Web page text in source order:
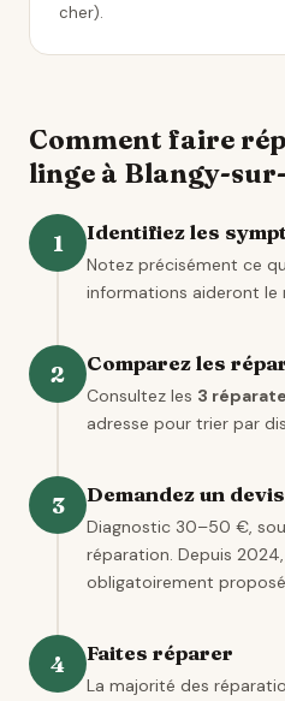
cher).
Comment faire
linge à Blangy-
1 Identifiez les
Notez précisément ce
informations aideront le
2 Comparez les
Consultez les 3
adresse pour trier par
3 Demandez un devis
Diagnostic 30–50 €,
réparation. Depuis
obligatoirement
4 Faites réparer
La majorité des